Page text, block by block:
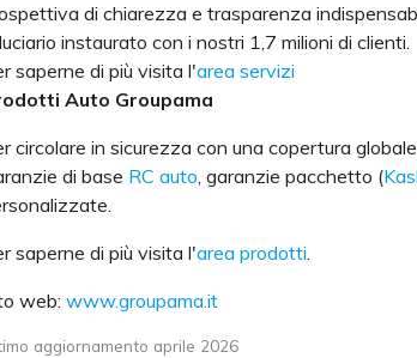
di chiarezza e trasparenza
instaurato con i nostri 1,7 milioni di clienti.
saperne di più visita l'area servizi
Auto Groupama
circolare in sicurezza con una copertura
di base RC auto, garanzie pacchetto (
saperne di più visita l'area prodotti.
web: www.groupama.it
aggiornamento aprile 2026